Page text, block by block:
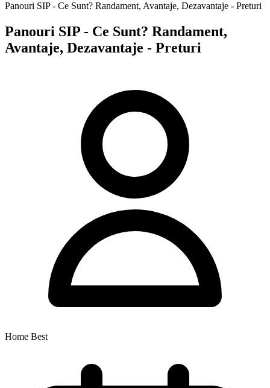
Panouri SIP - Ce Sunt? Randament, Avantaje, Dezavantaje - Preturi
Panouri SIP - Ce Sunt? Randament,
Avantaje, Dezavantaje - Preturi
Home Best